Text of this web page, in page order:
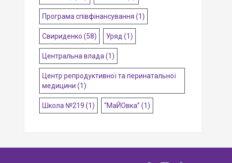
Програма співфінансування (1)
Свириденко (58) Уряд (1)
Центральна влада(1)
Центр репродуктивної та перинатальної
медицини (1)
Школа №219 (1) “МаЙОвка” (1)